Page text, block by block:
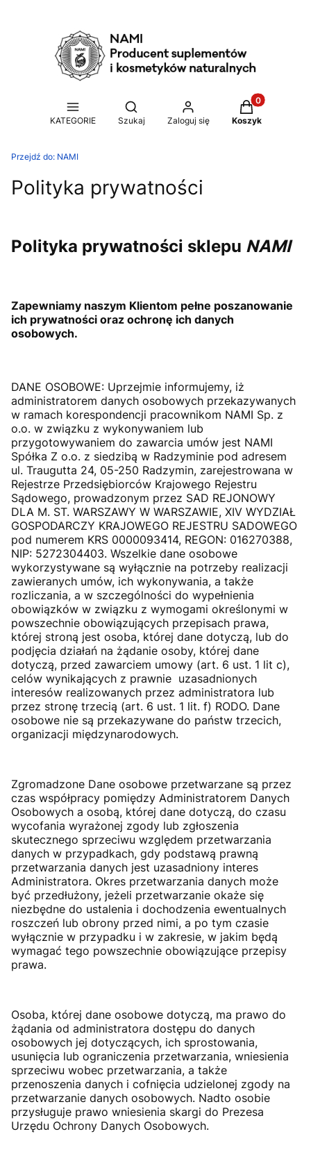
KATEGORIE
Otwórz wyszukiwarkę
Szukaj Zaloguj się
Produkty w
Koszyk
Przejdź do: NAMI
Polityka prywatności
Polityka prywatności sklepu NAMI
Zapewniamy naszym Klientom pełne poszanowanie
ich prywatności oraz ochronę ich danych
osobowych.
DANE OSOBOWE: Uprzejmie informujemy, iż
administratorem danych osobowych przekazywanych
w ramach korespondencji pracownikom NAMI Sp. z
o.o. w związku z wykonywaniem lub
przygotowywaniem do zawarcia umów jest NAMI
Spółka Z o.o. z siedzibą w Radzyminie pod adresem
ul. Traugutta 24, 05-250 Radzymin, zarejestrowana w
Rejestrze Przedsiębiorców Krajowego Rejestru
Sądowego, prowadzonym przez SAD REJONOWY
DLA M. ST. WARSZAWY W WARSZAWIE, XIV WYDZIAŁ
GOSPODARCZY KRAJOWEGO REJESTRU SADOWEGO
pod numerem KRS 0000093414, REGON: 016270388,
NIP: 5272304403. Wszelkie dane osobowe
wykorzystywane są wyłącznie na potrzeby realizacji
zawieranych umów, ich wykonywania, a także
rozliczania, a w szczególności do wypełnienia
obowiązków w związku z wymogami określonymi w
powszechnie obowiązujących przepisach prawa,
której stroną jest osoba, której dane dotyczą, lub do
podjęcia działań na żądanie osoby, której dane
dotyczą, przed zawarciem umowy (art. 6 ust. 1 lit c),
celów wynikających z prawnie uzasadnionych
interesów realizowanych przez administratora lub
przez stronę trzecią (art. 6 ust. 1 lit. f) RODO. Dane
osobowe nie są przekazywane do państw trzecich,
organizacji międzynarodowych.
Zgromadzone Dane osobowe przetwarzane są przez
czas współpracy pomiędzy Administratorem Danych
Osobowych a osobą, której dane dotyczą, do czasu
wycofania wyrażonej zgody lub zgłoszenia
skutecznego sprzeciwu względem przetwarzania
danych w przypadkach, gdy podstawą prawną
przetwarzania danych jest uzasadniony interes
Administratora. Okres przetwarzania danych może
być przedłużony, jeżeli przetwarzanie okaże się
niezbędne do ustalenia i dochodzenia ewentualnych
roszczeń lub obrony przed nimi, a po tym czasie
wyłącznie w przypadku i w zakresie, w jakim będą
wymagać tego powszechnie obowiązujące przepisy
prawa.
Osoba, której dane osobowe dotyczą, ma prawo do
żądania od administratora dostępu do danych
osobowych jej dotyczących, ich sprostowania,
usunięcia lub ograniczenia przetwarzania, wniesienia
sprzeciwu wobec przetwarzania, a także
przenoszenia danych i cofnięcia udzielonej zgody na
przetwarzanie danych osobowych. Nadto osobie
przysługuje prawo wniesienia skargi do Prezesa
Urzędu Ochrony Danych Osobowych.